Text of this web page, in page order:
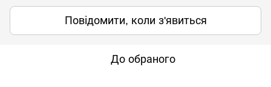
Повідомити, коли з'явиться
До обраного